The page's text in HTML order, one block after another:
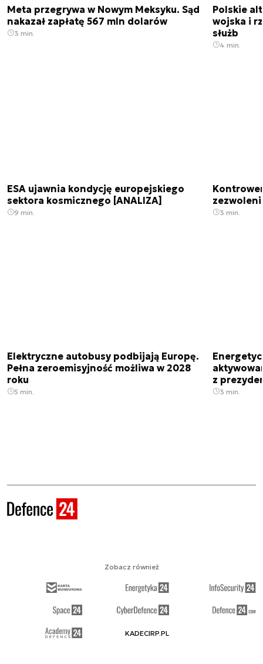
Meta przegrywa w Nowym Meksyku. Sąd
nakazał zapłatę 567 mln dolarów
3 min.
Polskie
wojska i
służb
4 min.
ESA ujawnia kondycję europejskiego
sektora kosmicznego [ANALIZA]
9 min. 3 min.
Elektryczne autobusy podbijają Europę.
Pełna zeroemisyjność możliwa w 2028
roku
5 min.
z
3 min.
Zobacz również
KADECIRP.PL